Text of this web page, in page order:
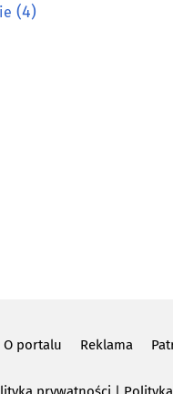
(4)
O portalu Reklama